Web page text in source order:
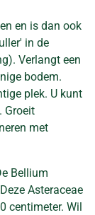
en is dan ook
in de
Verlangt een
bodem.
plek. U kunt
Groeit
met
Bellium
Asteraceae
centimeter. Wil